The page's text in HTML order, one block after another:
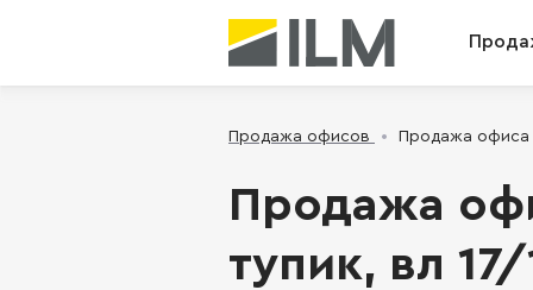
Продажа офисов Продажа офиса
Продажа
тупик, вл 17/